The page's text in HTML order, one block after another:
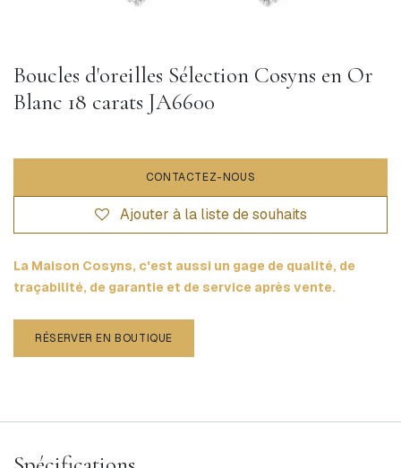
Boucles d'oreilles Sélection Cosyns en Or
Blanc 18 carats JA6600
CONTACTEZ-NOUS
Ajouter à la liste de souhaits
La Maison Cosyns, c'est aussi un gage de qualité, de
traçabilité, de garantie et de service après vente.
RÉSERVER EN BOUTIQUE